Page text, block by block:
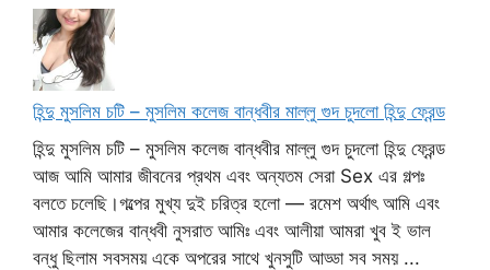
হিন্দু মুসলিম চটি – মুসলিম কলেজ বান্ধবীর মাল্লু গুদ চুদলো হিন্দু ফ্রেন্ড
হিন্দু মুসলিম চটি – মুসলিম কলেজ বান্ধবীর মাল্লু গুদ চুদলো হিন্দু ফ্রেন্ড
আজ আমি আমার জীবনের প্রথম এবং অন্যতম সেরা Sex এর গল্পঃ
বলতে চলেছি।গল্পের মুখ্য দুই চরিত্র হলো — রমেশ অর্থাৎ আমি এবং
আমার কলেজের বান্ধবী নুসরাত আমিঃ এবং আলীয়া আমরা খুব ই ভাল
বন্ধু ছিলাম সবসময় একে অপরের সাথে খুনসুটি আড্ডা সব সময় ...